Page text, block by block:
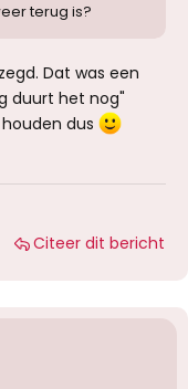
terug is?
Dat was een
duurt het nog"
dus
Citeer dit bericht